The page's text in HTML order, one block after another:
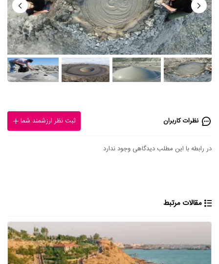
نظرات کاربران ثبت نظر ارزشمند شما
در رابطه با این مطلب دیدگاهی وجود ندارد
مقالات مرتبط